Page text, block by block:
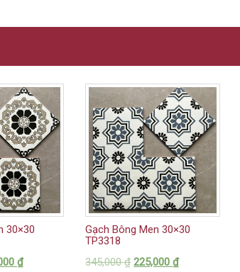
30×30
₫
Gạch Bông Men 30×30
TP3318
345,000₫ 225,000₫